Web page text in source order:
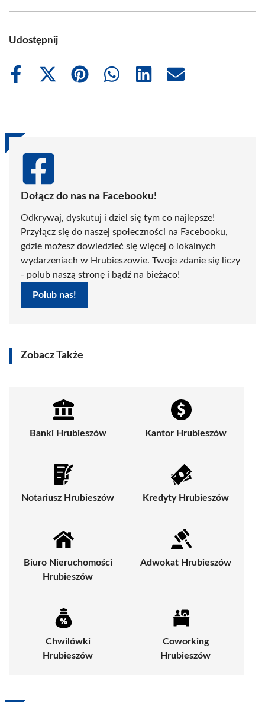
Udostępnij
Share
Share
(Twitter)
Share
Share
Share
Share
Dołącz do nas na Facebooku!
Odkrywaj, dyskutuj i dziel się tym co najlepsze!
Przyłącz się do naszej społeczności na Facebooku,
gdzie możesz dowiedzieć się więcej o lokalnych
wydarzeniach w Hrubieszowie. Twoje zdanie się liczy
- polub naszą stronę i bądź na bieżąco!
Polub nas!
Zobacz Także
Banki Hrubieszów Kantor Hrubieszów
Notariusz Hrubieszów Kredyty Hrubieszów
Biuro Nieruchomości
Hrubieszów
Adwokat Hrubieszów
Chwilówki
Hrubieszów
Coworking
Hrubieszów